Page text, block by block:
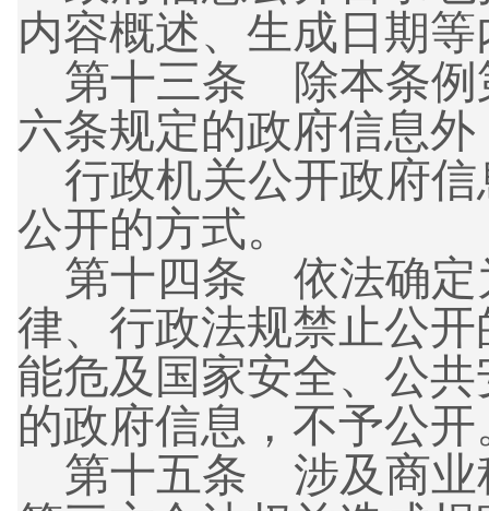
内容概述、生成日期
第十三条
除本条
六条规定的政府信息
行政机关公开政府
公开的方式。
第十四条 依法确
律、行政法规禁止公
能危及国家安全、公
的政府信息，不予公
第十五条 涉及商